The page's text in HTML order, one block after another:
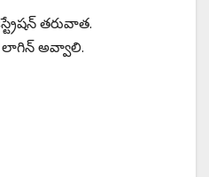
తరువాత.
అవ్వాలి.